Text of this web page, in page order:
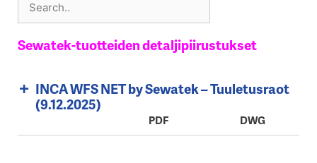
Sewatek-tuotteiden detaljipiirustukset
INCA WFS NET by Sewatek – Tuuletusraot
(9.12.2025)
PDF DWG